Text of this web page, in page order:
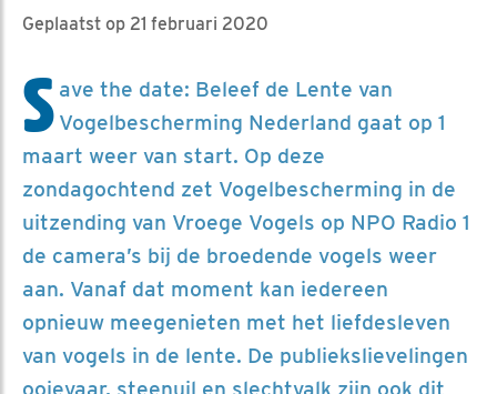
Geplaatst op 21 februari 2020
S ave the date: Beleef de Lente van
Vogelbescherming Nederland gaat op 1
maart weer van start. Op deze
zondagochtend zet Vogelbescherming in de
uitzending van Vroege Vogels op NPO Radio 1
de camera’s bij de broedende vogels weer
aan. Vanaf dat moment kan iedereen
opnieuw meegenieten met het liefdesleven
van vogels in de lente. De publiekslievelingen